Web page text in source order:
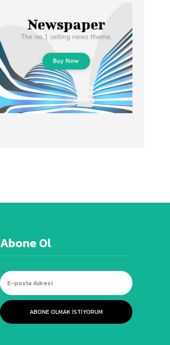
Abone Ol
ABONE OLMAK ISTIYORUM